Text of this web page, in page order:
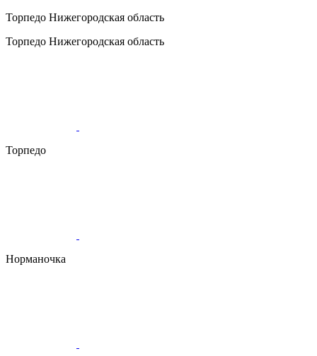
Торпедо Нижегородская область
Торпедо Нижегородская область
Торпедо
Норманочка